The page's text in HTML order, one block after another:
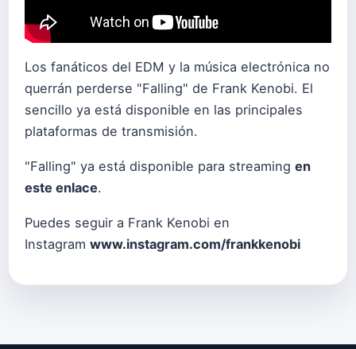
Los fanáticos del EDM y la música electrónica no
querrán perderse "Falling" de Frank Kenobi. El
sencillo ya está disponible en las principales
plataformas de transmisión.
"Falling" ya está disponible para streaming en
este enlace.
Puedes seguir a Frank Kenobi en
Instagram www.instagram.com/frankkenobi